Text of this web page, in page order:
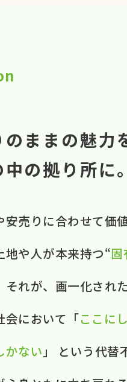
ままの魅力
の拠り所に。
安売りに​合わせて​価
地や​人が​本来​持つ“固
それが、​画一化され
会に​おいて​ ​「ここに​
かない 」 と​いう​代替